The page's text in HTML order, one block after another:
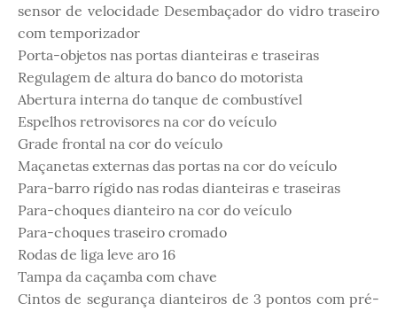
sensor de velocidade Desembaçador do vidro traseiro
com temporizador
Porta-objetos nas portas dianteiras e traseiras
Regulagem de altura do banco do motorista
Abertura interna do tanque de combustível
Espelhos retrovisores na cor do veículo
Grade frontal na cor do veículo
Maçanetas externas das portas na cor do veículo
Para-barro rígido nas rodas dianteiras e traseiras
Para-choques dianteiro na cor do veículo
Para-choques traseiro cromado
Rodas de liga leve aro 16
Tampa da caçamba com chave
Cintos de segurança dianteiros de 3 pontos com pré-